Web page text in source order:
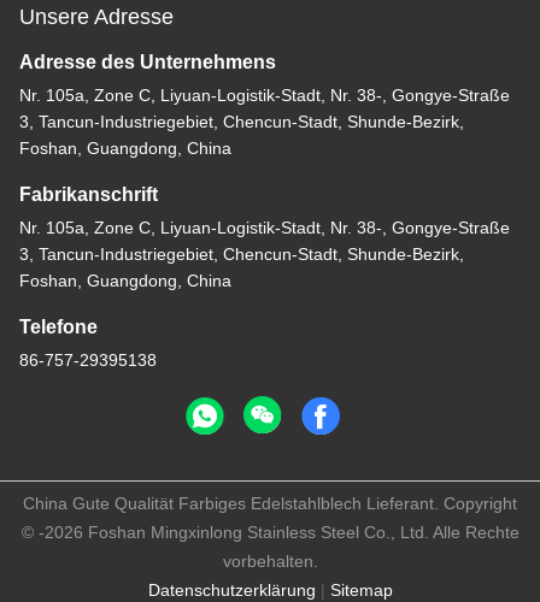
Unsere Adresse
Adresse des Unternehmens
Nr. 105a, Zone C, Liyuan-Logistik-Stadt, Nr. 38-, Gongye-Straße
3, Tancun-Industriegebiet, Chencun-Stadt, Shunde-Bezirk,
Foshan, Guangdong, China
Fabrikanschrift
Nr. 105a, Zone C, Liyuan-Logistik-Stadt, Nr. 38-, Gongye-Straße
3, Tancun-Industriegebiet, Chencun-Stadt, Shunde-Bezirk,
Foshan, Guangdong, China
Telefone
86-757-29395138
Datenschutzerklärung | Sitemap
China Gute Qualität Farbiges Edelstahlblech Lieferant. Copyright
© -2026 Foshan Mingxinlong Stainless Steel Co., Ltd. Alle Rechte
vorbehalten.